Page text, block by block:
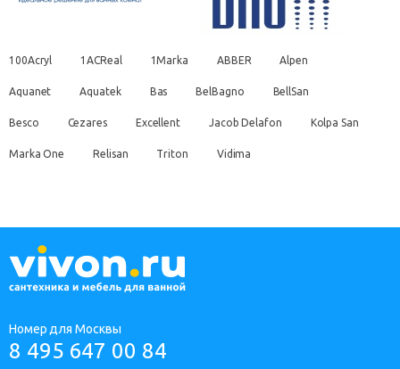
100Acryl 1ACReal 1Marka ABBER Alpen
Aquanet Aquatek Bas BelBagno BellSan
Besco Cezares Excellent Jacob Delafon Kolpa San
Marka One Relisan Triton Vidima
Номер для Москвы
8 495 647 00 84